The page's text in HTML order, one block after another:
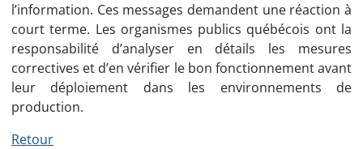
l’information. Ces messages demandent une réaction à
court terme. Les organismes publics québécois ont la
responsabilité d’analyser en détails les mesures
correctives et d’en vérifier le bon fonctionnement avant
leur déploiement dans les environnements de
production.
Retour